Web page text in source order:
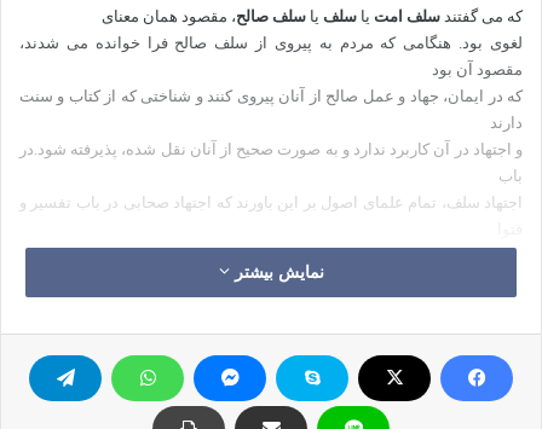
که می گفتند سلف امت یا سلف یا سلف صالح، مقصود همان معنای
لغوی بود. هنگامی که مردم به پیروی از سلف صالح فرا خوانده می شدند،
مقصود آن بود
که در ایمان، جهاد و عمل صالح از آنان پیروی کنند و شناختی که از کتاب و سنت
دارند
و اجتهاد در آن کاربرد ندارد و به صورت صحیح از آنان نقل شده، پذیرفته شود.در
باب
اجتهاد سلف، تمام علمای اصول بر این باورند که اجتهاد صحابی در باب تفسیر و
حجت نیست. آنان که نظری متفاوت با این دارند چنین پنداشته اند که صحابی
کرده
اند، در حالی که حجیت یک امر نیازمند دلیل قطعی است.
نمایش بیشتر